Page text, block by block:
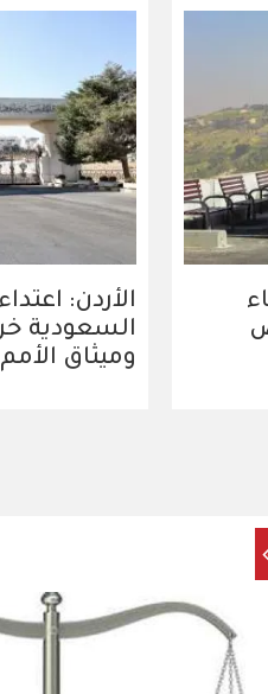
الأردن:
السعودية
وميثاق